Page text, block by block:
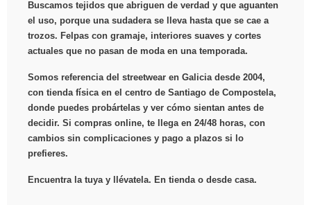
Buscamos tejidos que abriguen de verdad y que aguanten
el uso, porque una sudadera se lleva hasta que se cae a
trozos. Felpas con gramaje, interiores suaves y cortes
actuales que no pasan de moda en una temporada.
Somos referencia del streetwear en Galicia desde 2004,
con tienda física en el centro de Santiago de Compostela,
donde puedes probártelas y ver cómo sientan antes de
decidir. Si compras online, te llega en 24/48 horas, con
cambios sin complicaciones y pago a plazos si lo
prefieres.
Encuentra la tuya y llévatela. En tienda o desde casa.